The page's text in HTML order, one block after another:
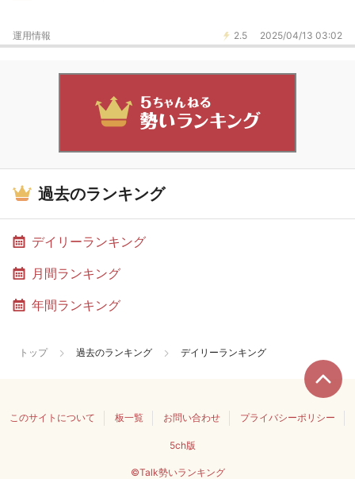
2.5 2025/04/13 03:02
運用情報
過去のランキング
デイリーランキング
月間ランキング
年間ランキング
トップ 過去のランキング デイリーランキング
このサイトについて 板一覧 お問い合わせ プライバシーポリシー
5ch版
©Talk勢いランキング